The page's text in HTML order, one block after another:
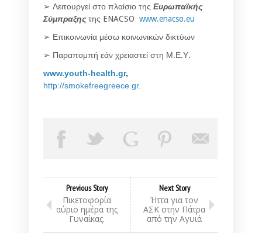
➢ Λειτουργεί στο πλαίσιο της Ευρωπαϊκής
Σύμπραξης της ENACSO www.enacso.eu
➢ Επικοινωνία μέσω κοινωνικών δικτύων
➢ Παραπομπή εάν χρειαστεί στη Μ.Ε.Υ.
www.youth-health.gr,
http://smokefreegreece.gr.
Previous Story
Πικετοφορία
αύριο ημέρα της
Γυναίκας.
Next Story
Ήττα για τον
ΑΣΚ στην Πάτρα
από την Αγυιά